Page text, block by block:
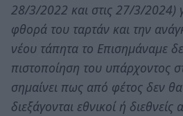
28/3/2022 και στις 27/3/2024)
φθορά του ταρτάν και την
νέου τάπητα το Επισημάναμε δε
πιστοποίηση του υπάρχοντος
σημαίνει πως από φέτος δεν
διεξάγονται εθνικοί ή